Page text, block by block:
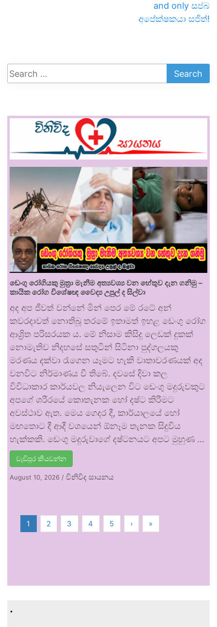
and only සජබ
අපේක්ෂකයා සජිත්!
ඩෙංගු රෝගියකු ⁣මුත්‍රා මැනීම අත්‍යවශ්‍ය වන හේතුව දැන ගනිමු –
කායික රෝග විශේෂඥ වෛද්‍ය උපුල් ද සිල්වා
අද අප ජීවත් වන්නේ මින් පෙර මේ රටේ අන්
කවරදාවත් නොතිබූ තරමේ ඉතාමත් ඉහළ ඩෙංගු රෝග
ආශ්‍රිත පරිසරයක ය. මේ නිසාම කිසිදු ලෙඩක් දුකක්
නොමැතිව නිදහසේ සතුටින් සිටිනා පුද්ගලයකු
මරණය දක්වා රැගෙන යෑමට හැකි වාතාවරණයක් අද
වනවිට නිර්මාණය වී තිබේ. දවසේ දිවා කල
විවිධාකාර කාර්යවල නියැලෙන විට ඩෙංගු මදුරුවකුට
අපගේ ශරීරයේ කොතැනක හෝ දෂ්ට කිරීමට
අවස්ථාව ඇත. මෙය ගෙදර දී, කාර්යාලයේ හෝ
මඟතොට දී ආදී වශයෙන් ඕනෑම තැනක සිදුවිය
හැක්කකි. ඩෙංගු මදුරුවාගේ දෂ්ටනයට අපට මුහුණ …
වැඩිපුර කියවන්න
August 10, 2026 / විනිවිද සායනය
1 2 3 4 5 › »
.